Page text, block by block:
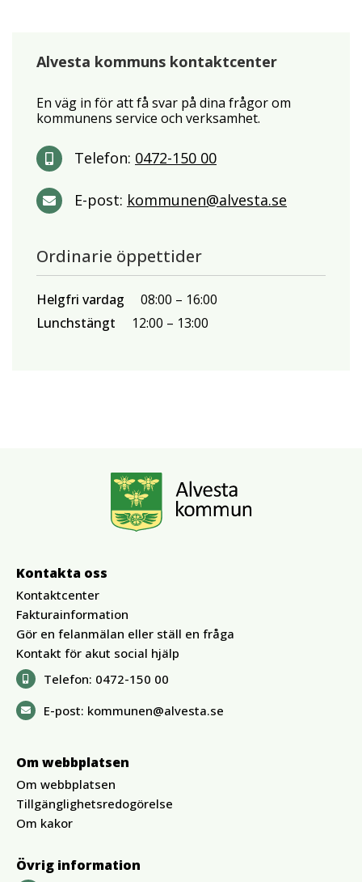
Alvesta kommuns kontaktcenter
En väg in för att få svar på dina frågor om
kommunens service och verksamhet.
Telefon: 0472-150 00
E-post: kommunen@alvesta.se
Ordinarie öppettider
Helgfri vardag 08:00
16:00
Lunchstängt
12:00 13:00
Kontakta oss
Kontaktcenter
Fakturainformation
Gör en felanmälan eller ställ en fråga
Kontakt för akut social hjälp
Telefon: 0472-150 00
E-post: kommunen@alvesta.se
Om webbplatsen
Om webbplatsen
Tillgänglighetsredogörelse
Om kakor
Övrig information